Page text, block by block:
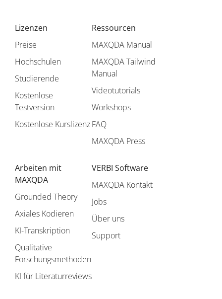
Lizenzen
Preise
Hochschulen
Studierende
Kostenlose
Testversion
Kostenlose Kurslizenz
Ressourcen
MAXQDA Manual
MAXQDA Tailwind
Manual
Videotutorials
Workshops
FAQ
MAXQDA Press
Arbeiten mit
MAXQDA
Grounded Theory
Axiales Kodieren
KI-Transkription
Qualitative
Forschungsmethoden
KI für Literaturreviews
VERBI Software
MAXQDA Kontakt
Jobs
Über uns
Support